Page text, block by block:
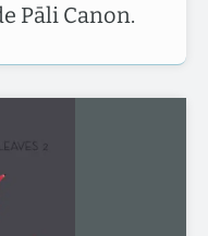
Pāli Canon.